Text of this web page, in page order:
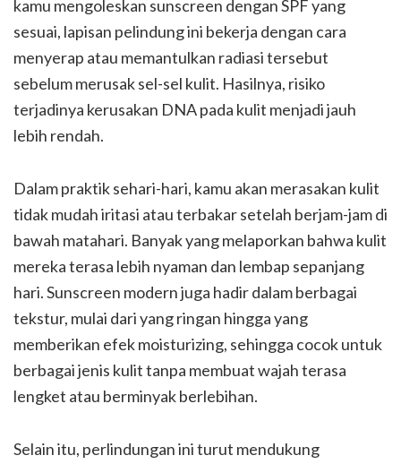
kamu mengoleskan sunscreen dengan SPF yang
sesuai, lapisan pelindung ini bekerja dengan cara
menyerap atau memantulkan radiasi tersebut
sebelum merusak sel-sel kulit. Hasilnya, risiko
terjadinya kerusakan DNA pada kulit menjadi jauh
lebih rendah.
Dalam praktik sehari-hari, kamu akan merasakan kulit
tidak mudah iritasi atau terbakar setelah berjam-jam di
bawah matahari. Banyak yang melaporkan bahwa kulit
mereka terasa lebih nyaman dan lembap sepanjang
hari. Sunscreen modern juga hadir dalam berbagai
tekstur, mulai dari yang ringan hingga yang
memberikan efek moisturizing, sehingga cocok untuk
berbagai jenis kulit tanpa membuat wajah terasa
lengket atau berminyak berlebihan.
Selain itu, perlindungan ini turut mendukung